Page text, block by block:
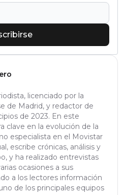
licenciado por la
de Madrid, y redactor de
de 2023. En este
clave en la evolución de la
especialista en el Movistar
escribe crónicas, análisis y
y ha realizado entrevistas
ocasiones a sus
a los lectores información
de los principales equipos